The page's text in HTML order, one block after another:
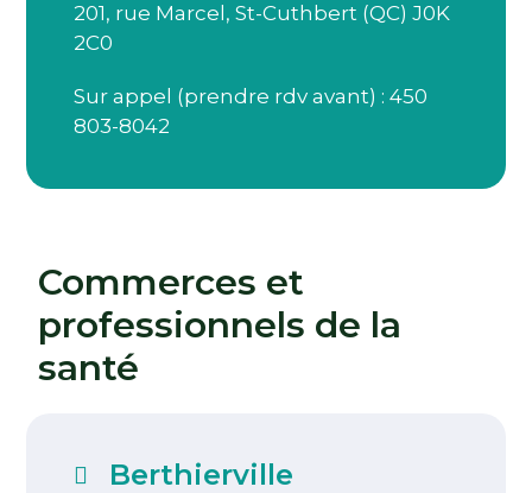
201, rue Marcel, St-Cuthbert (QC) J0K
2C0
Sur appel (prendre rdv avant) : 450
803-8042
Commerces et
professionnels de la
santé
Berthierville